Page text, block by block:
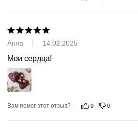
Анна 14.02.2025
Мои сердца!
Вам помог этот отзыв? 0 0